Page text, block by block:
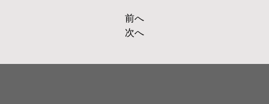
ナ
前へ
次へ